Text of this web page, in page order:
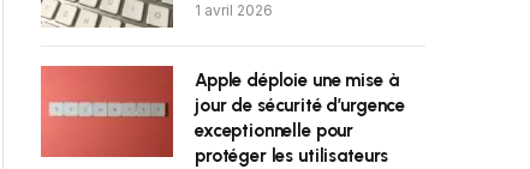
1 avril 2026
Apple déploie une mise à
jour de sécurité d’urgence
exceptionnelle pour
protéger les utilisateurs